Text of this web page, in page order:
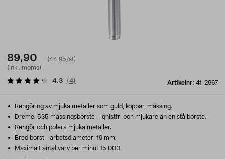
89,90
(44,95/st)
(inkl. moms)
Artikelnr: 41-2967
4.3 (4)
Rengöring av mjuka metaller som guld, koppar, mässing.
Dremel 535 mässingsborste – gnistfri och mjukare än en stålborste.
Rengör och polera mjuka metaller.
Bred borst - arbetsdiameter: 19 mm.
Maximalt antal varv per minut 15 000.